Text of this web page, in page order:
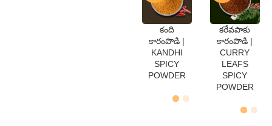
QTY
Gms
500
Gms
కంది
కారంపొడి |
KANDHI
SPICY
POWDER
QTY
Gms
500
Gms
కరేవపాకు
కారంపొడి |
CURRY
LEAFS
SPICY
POWDER